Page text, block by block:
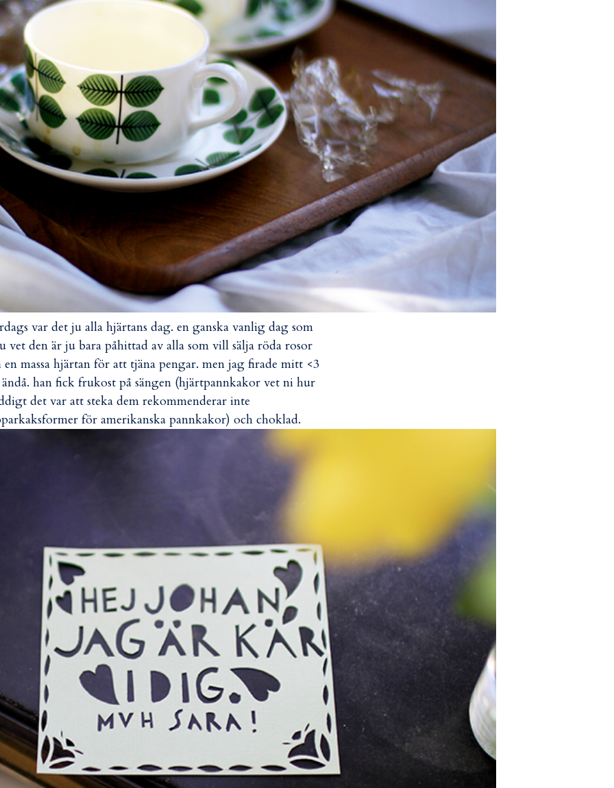
var det ju alla hjärtans dag. en ganska vanlig dag som
vet den är ju bara påhittad av alla som vill sälja röda rosor
en massa hjärtan för att tjäna pengar. men jag firade mitt <3
han fick frukost på sängen (hjärtpannkakor vet ni hur
det var att steka dem rekommenderar inte
för amerikanska pannkakor) och choklad.